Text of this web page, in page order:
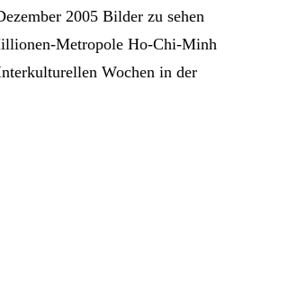
2005 Bilder zu sehen
Metropole Ho-Chi-Minh
Wochen in der